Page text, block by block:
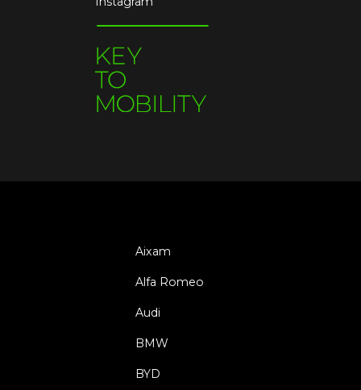
Aixam
Alfa Romeo
Audi
BMW
BYD